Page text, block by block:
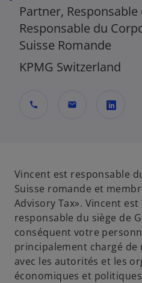
Partner,
Responsable du
Suisse Romande
KPMG Switzerland
call mail
u
v
r
e
d
a
n
s
Vincent est responsable
Suisse romande et
Advisory Tax». Vincent
responsable du siège de
conséquent votre
principalement chargé
avec les autorités et les
économiques et